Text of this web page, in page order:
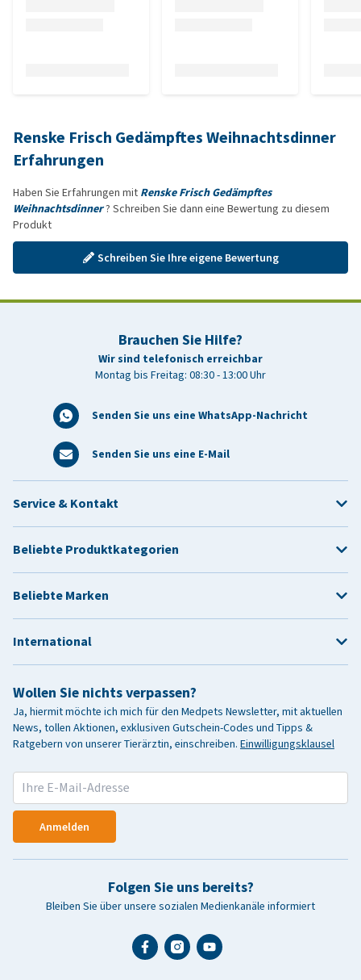
Renske Frisch Gedämpftes Weihnachtsdinner
Erfahrungen
Haben Sie Erfahrungen mit Renske Frisch Gedämpftes
Weihnachtsdinner? Schreiben Sie dann eine Bewertung zu diesem
Produkt
Schreiben Sie Ihre eigene Bewertung
Brauchen Sie Hilfe?
Wir sind telefonisch erreichbar
Montag bis Freitag: 08:30 - 13:00 Uhr
Senden Sie uns eine WhatsApp-Nachricht
Senden Sie uns eine E-Mail
Wollen Sie nichts verpassen?
Ja, hiermit möchte ich mich für den Medpets Newsletter, mit aktuellen
News, tollen Aktionen, exklusiven Gutschein-Codes und Tipps &
Ratgebern von unserer Tierärztin, einschreiben. Einwilligungsklausel
Anmelden
Folgen Sie uns bereits?
Bleiben Sie über unsere sozialen Medienkanäle informiert
Service & Kontakt
Beliebte Produktkategorien
Beliebte Marken
International